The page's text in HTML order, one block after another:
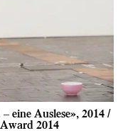
eine Auslese», 2014 /
2014